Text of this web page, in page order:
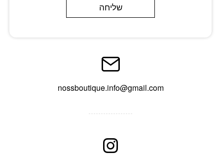
שליחה
nossboutique.info@gmail.com